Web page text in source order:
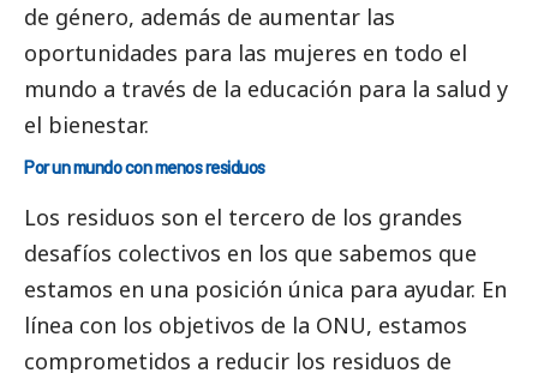
de género, además de aumentar las
oportunidades para las mujeres en todo el
mundo a través de la educación para la salud y
el bienestar.
Por un mundo con menos residuos
Los residuos son el tercero de los grandes
desafíos colectivos en los que sabemos que
estamos en una posición única para ayudar. En
línea con los objetivos de la ONU, estamos
comprometidos a reducir los residuos de